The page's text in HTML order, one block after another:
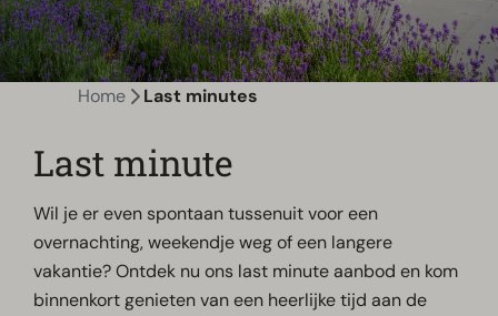
Home Last minutes
Last minute
Wil je er even spontaan tussenuit voor een
overnachting, weekendje weg of een langere
vakantie? Ontdek nu ons last minute aanbod en kom
binnenkort genieten van een heerlijke tijd aan de